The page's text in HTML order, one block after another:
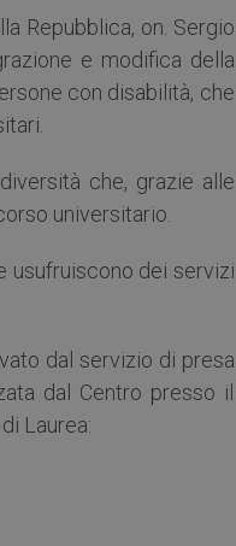
Repubblica, on. Sergio
e modifica della
con disabilità, che
che, grazie alle
universitario.
usufruiscono dei servizi
dal servizio di presa
dal Centro presso il
Laurea: